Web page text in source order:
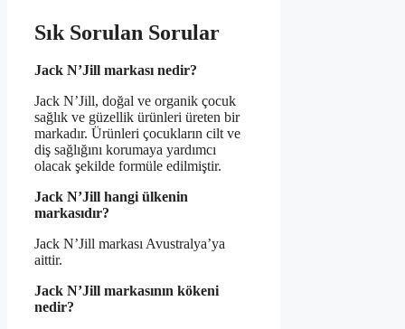
Sık Sorulan Sorular
Jack N’Jill markası nedir?
Jack N’Jill, doğal ve organik çocuk
sağlık ve güzellik ürünleri üreten bir
markadır. Ürünleri çocukların cilt ve
diş sağlığını korumaya yardımcı
olacak şekilde formüle edilmiştir.
Jack N’Jill hangi ülkenin
markasıdır?
Jack N’Jill markası Avustralya’ya
aittir.
Jack N’Jill markasının kökeni
nedir?